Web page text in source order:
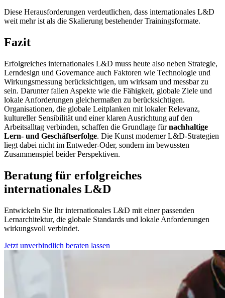
Diese Herausforderungen verdeutlichen, dass internationales L&D
weit mehr ist als die Skalierung bestehender Trainingsformate.
Fazit
Erfolgreiches internationales L&D muss heute also neben Strategie,
Lerndesign und Governance auch Faktoren wie Technologie und
Wirkungsmessung berücksichtigen, um wirksam und messbar zu
sein. Darunter fallen Aspekte wie die Fähigkeit, globale Ziele und
lokale Anforderungen gleichermaßen zu berücksichtigen.
Organisationen, die globale Leitplanken mit lokaler Relevanz,
kultureller Sensibilität und einer klaren Ausrichtung auf den
Arbeitsalltag verbinden, schaffen die Grundlage fürnachhaltige
Lern- und Geschäftserfolge. Die Kunst moderner L&D-Strategien
liegt dabei nicht im Entweder-Oder, sondern im bewussten
Zusammenspiel beider Perspektiven.
Beratung für erfolgreiches
internationales L&D
Entwickeln Sie Ihr internationales L&D mit einer passenden
Lernarchitektur, die globale Standards und lokale Anforderungen
wirkungsvoll verbindet.
Jetzt unverbindlich beraten lassen